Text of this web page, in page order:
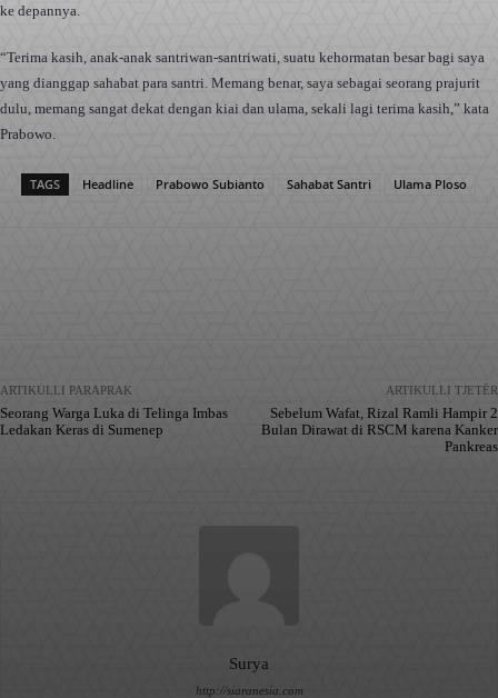
ke depannya.
“Terima kasih, anak-anak santriwan-santriwati, suatu kehormatan besar bagi saya
yang dianggap sahabat para santri. Memang benar, saya sebagai seorang prajurit
dulu, memang sangat dekat dengan kiai dan ulama, sekali lagi terima kasih,” kata
Prabowo.
TAGS Headline Prabowo Subianto Sahabat Santri Ulama Ploso
ARTIKULLI PARAPRAK
Seorang Warga Luka di Telinga Imbas
Ledakan Keras di Sumenep
ARTIKULLI TJETËR
Sebelum Wafat, Rizal Ramli Hampir 2
Bulan Dirawat di RSCM karena Kanker
Pankreas
Surya
http://siaranesia.com